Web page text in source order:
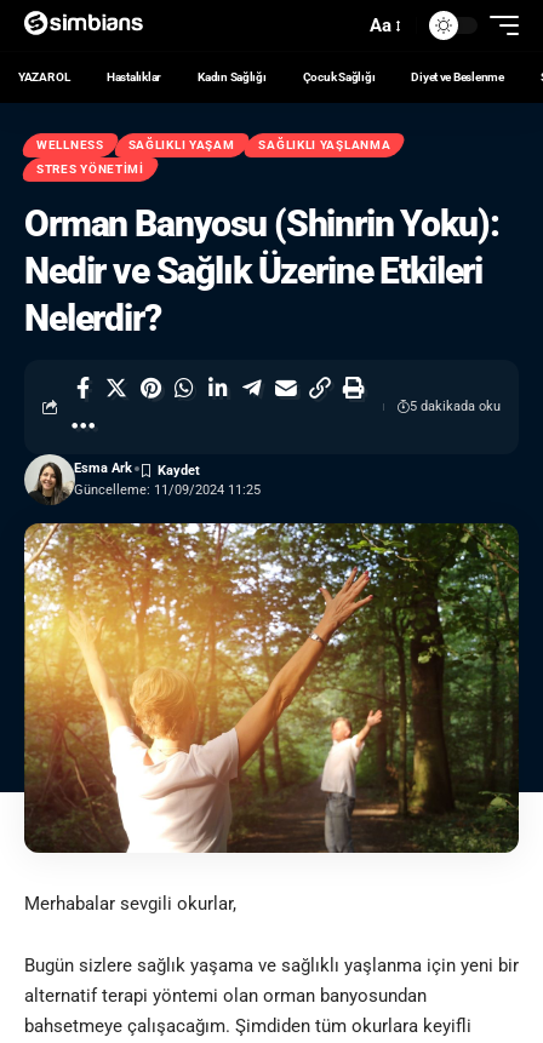
Aa
YAZAR OL Hastalıklar Kadın Sağlığı Çocuk Sağlığı Diyet ve Beslenme
WELLNESS SAĞLIKLI YAŞAM
SAĞLIKLI YAŞLANMA
STRES YÖNETIMI
Orman Banyosu (Shinrin Yoku):
Nedir ve Sağlık Üzerine Etkileri
Nelerdir?
Güncelleme: 11/09/2024 11:25
Esma Ark
5 dakikada oku
Merhabalar sevgili okurlar,
Bugün sizlere sağlık yaşama ve sağlıklı yaşlanma için yeni bir
alternatif terapi yöntemi olan orman banyosundan
bahsetmeye çalışacağım. Şimdiden tüm okurlara keyifli